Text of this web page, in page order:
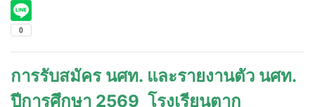
การรับสมัคร นศท. และรายงานตัว นศท.
ปีการศึกษา 2569 โรงเรียนตาก